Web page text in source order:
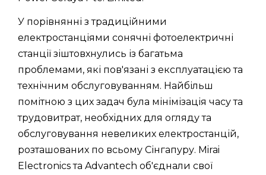
У порівнянні з традиційними
електростанціями сонячні фотоелектричні
станції зіштовхнулись із багатьма
проблемами, які пов'язані з експлуатацією та
технічним обслуговуванням. Найбільш
помітною з цих задач була мінімізація часу та
трудовитрат, необхідних для огляду та
обслуговування невеликих електростанцій,
розташованих по всьому Сінгапуру. Mirai
Electronics та Advantech об'єднали свої